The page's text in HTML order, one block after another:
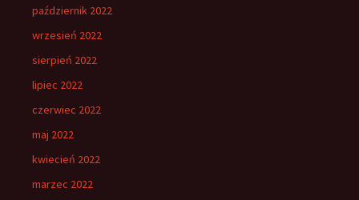
październik 2022
wrzesień 2022
sierpień 2022
lipiec 2022
czerwiec 2022
maj 2022
kwiecień 2022
marzec 2022